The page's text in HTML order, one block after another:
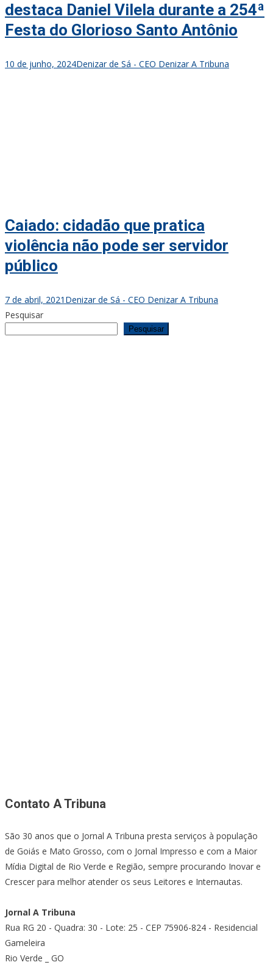
destaca Daniel Vilela durante a 254ª
Festa do Glorioso Santo Antônio
10 de junho, 2024Denizar de Sá - CEO Denizar A Tribuna
Caiado: cidadão que pratica
violência não pode ser servidor
público
7 de abril, 2021 Denizar de Sá - CEO Denizar A Tribuna
Pesquisar
Pesquisar
Contato A Tribuna
São 30 anos que o Jornal A Tribuna presta serviços à população
de Goiás e Mato Grosso, com o Jornal Impresso e com a Maior
Mídia Digital de Rio Verde e Região, sempre procurando Inovar e
Crescer para melhor atender os seus Leitores e Internautas.
Jornal A Tribuna
Rua RG 20 - Quadra: 30 - Lote: 25 - CEP 75906-824 - Residencial
Gameleira
Rio Verde _ GO